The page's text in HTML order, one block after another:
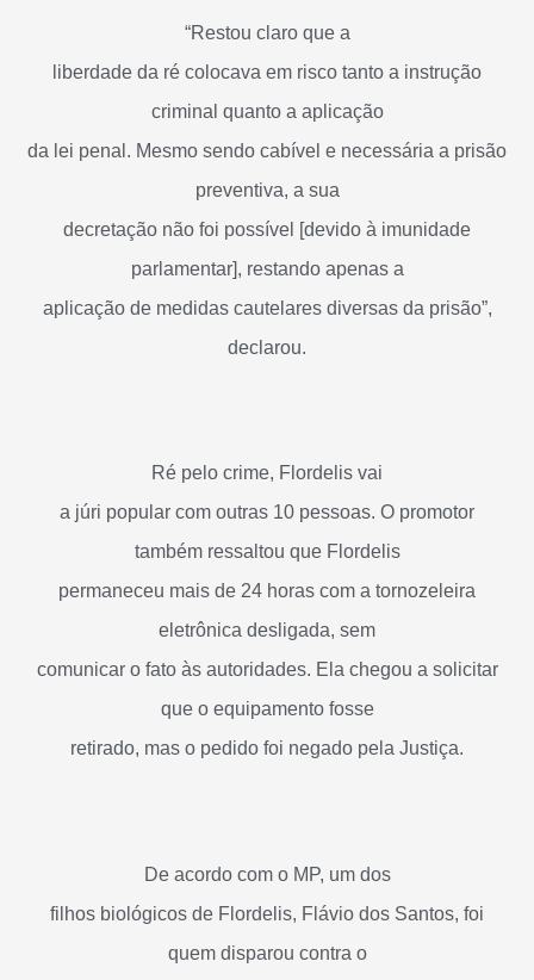
“Restou claro que a
liberdade da ré colocava em risco tanto a instrução
criminal quanto a aplicação
da lei penal. Mesmo sendo cabível e necessária a prisão
preventiva, a sua
decretação não foi possível [devido à imunidade
parlamentar], restando apenas a
aplicação de medidas cautelares diversas da prisão”,
declarou.
Ré pelo crime, Flordelis vai
a júri popular com outras 10 pessoas. O promotor
também ressaltou que Flordelis
permaneceu mais de 24 horas com a tornozeleira
eletrônica desligada, sem
comunicar o fato às autoridades. Ela chegou a solicitar
que o equipamento fosse
retirado, mas o pedido foi negado pela Justiça.
De acordo com o MP, um dos
filhos biológicos de Flordelis, Flávio dos Santos, foi
quem disparou contra o